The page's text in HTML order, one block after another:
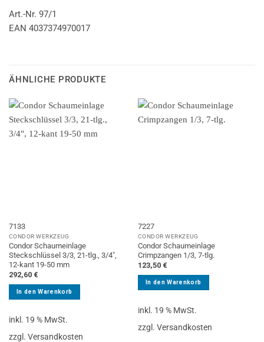
Art.-Nr. 97/1
EAN 4037374970017
ÄHNLICHE PRODUKTE
7133
CONDOR WERKZEUG
Condor Schaumeinlage
Steckschlüssel 3/3, 21-tlg., 3/4″,
12-kant 19-50 mm
292,60 €
In den Warenkorb
inkl. 19 % MwSt.
zzgl. Versandkosten
7227
CONDOR WERKZEUG
Condor Schaumeinlage
Crimpzangen 1/3, 7-tlg.
123,50 €
In den Warenkorb
inkl. 19 % MwSt.
zzgl. Versandkosten